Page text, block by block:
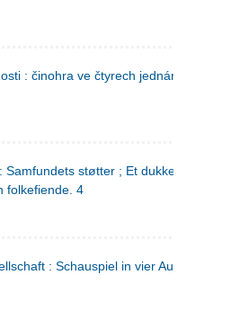
: činohra ve čtyrech jednáních
støtter ; Et dukkehjem ;
folkefiende. 4
: Schauspiel in vier Aufzügen